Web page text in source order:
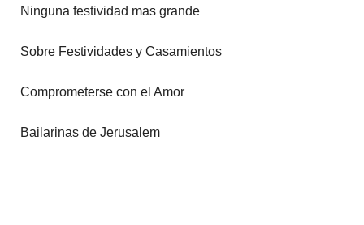
Ninguna festividad mas grande
Sobre Festividades y Casamientos
Comprometerse con el Amor
Bailarinas de Jerusalem